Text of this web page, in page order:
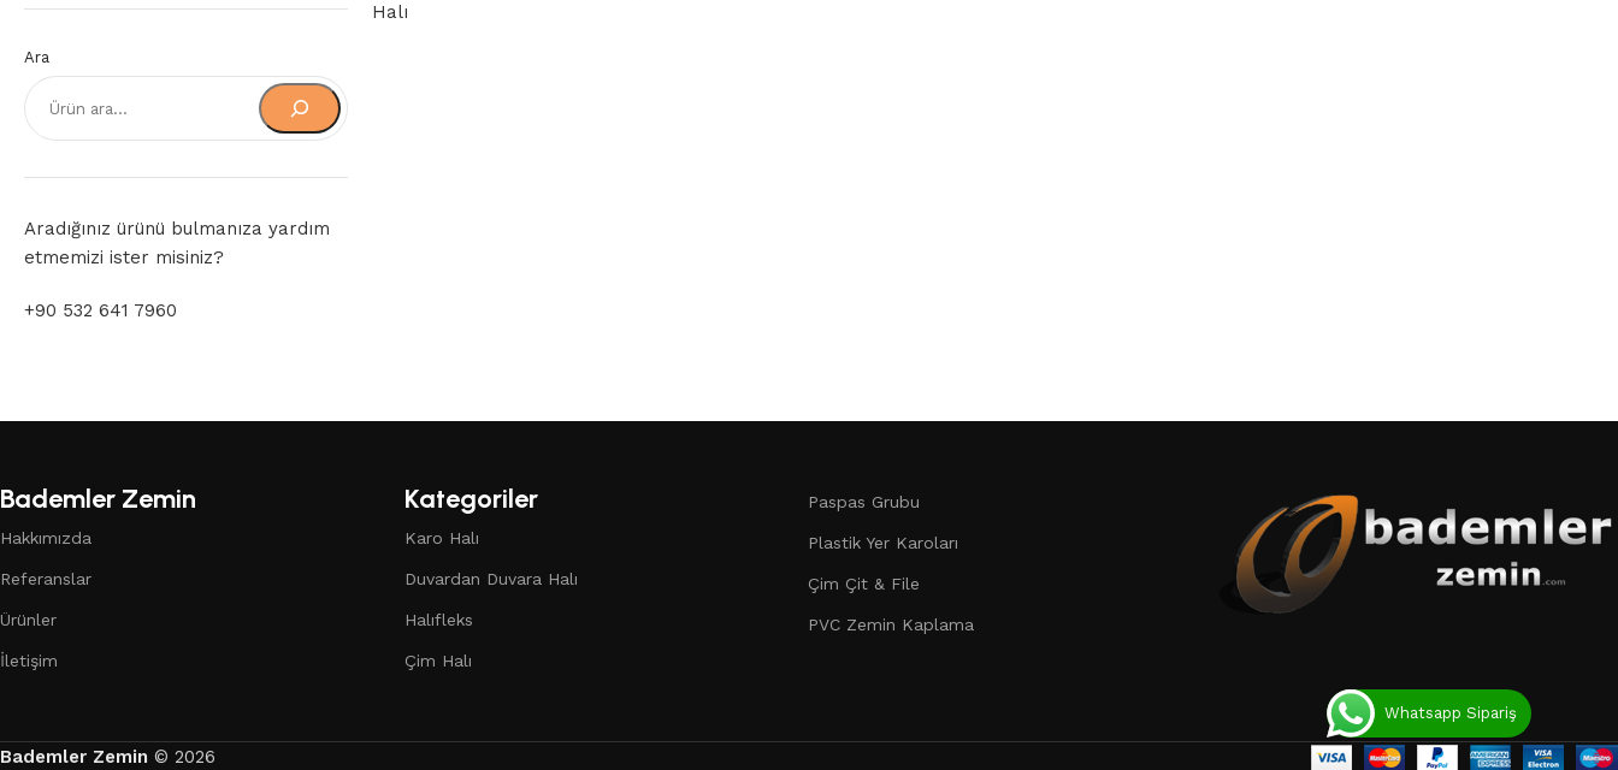
Ara
Aradığınız ürünü bulmanıza yardım
etmemizi ister misiniz?
+90 532 641 7960
Halı
Bademler Zemin
Hakkımızda
Referanslar
Ürünler
İletişim
Kategoriler
Karo Halı
Duvardan Duvara Halı
Halıfleks
Çim Halı
Paspas Grubu
Plastik Yer Karoları
Çim Çit & File
PVC Zemin Kaplama
Bademler Zemin © 2026
Whatsapp Sipariş